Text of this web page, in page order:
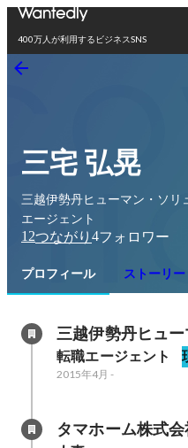
400万人が利用するビジネスSNS
三宅 弘晃
三越伊勢丹ヒューマン・ソリ
エージェント
12つながり 4フォロワー
プロフィール ストーリー
三越伊勢丹ヒュ
転職エージェント
2015年4月 -
タマホーム株式